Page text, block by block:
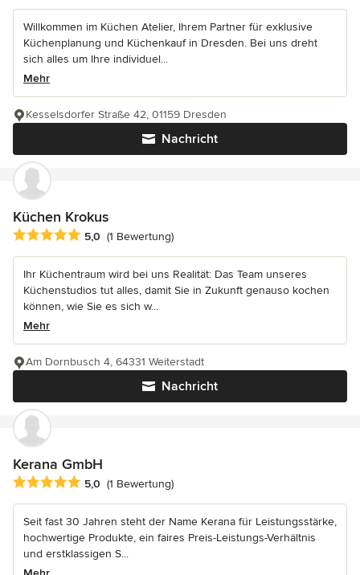
Willkommen im Küchen Atelier, Ihrem Partner für exklusive
Küchenplanung und Küchenkauf in Dresden. Bei uns dreht
sich alles um Ihre individuel...
Mehr
Nachricht
Kesselsdorfer Straße 42, 01159 Dresden
Küchen Krokus
Durchschnittliche Bewertung: 5 von 5 Sternen
5,0 (1 Bewertung)
Ihr Küchentraum wird bei uns Realität: Das Team unseres
Küchenstudios tut alles, damit Sie in Zukunft genauso kochen
können, wie Sie es sich w...
Mehr
Nachricht
Am Dornbusch 4, 64331 Weiterstadt
Kerana GmbH
Durchschnittliche Bewertung: 5 von 5 Sternen
5,0 (1 Bewertung)
Seit fast 30 Jahren steht der Name Kerana für Leistungsstärke,
hochwertige Produkte, ein faires Preis-Leistungs-Verhältnis
und erstklassigen S...